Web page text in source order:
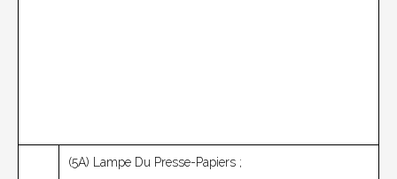
(5A) Lampe Du Presse-Papiers ;